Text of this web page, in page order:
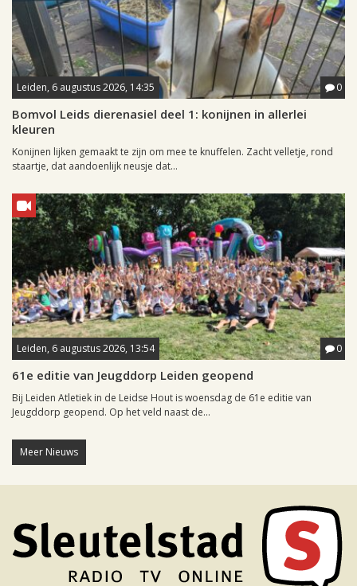
Leiden, 6 augustus 2026, 14:35 0
Bomvol Leids dierenasiel deel 1: konijnen in allerlei
kleuren
Konijnen lijken gemaakt te zijn om mee te knuffelen. Zacht velletje, rond
staartje, dat aandoenlijk neusje dat...
Leiden, 6 augustus 2026, 13:54 0
61e editie van Jeugddorp Leiden geopend
Bij Leiden Atletiek in de Leidse Hout is woensdag de 61e editie van
Jeugddorp geopend. Op het veld naast de...
Meer Nieuws